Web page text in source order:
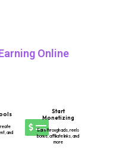
Online
and
Start
Monetizing
Earn through ads, reels
bonus, affiliate links, and
more